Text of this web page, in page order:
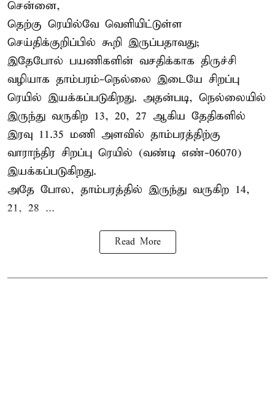
சென்னை,
தெற்கு ரெயில்வே வெளியிட்டுள்ள
செய்திக்குறிப்பில் கூறி இருப்பதாவது;
இதேபோல் பயணிகளின் வசதிக்காக திருச்சி
வழியாக தாம்பரம்-நெல்லை இடையே சிறப்பு
ரெயில் இயக்கப்படுகிறது. அதன்படி, நெல்லையில்
இருந்து வருகிற 13, 20, 27 ஆகிய தேதிகளில்
இரவு 11.35 மணி அளவில் தாம்பரத்திற்கு
வாராந்திர சிறப்பு ரெயில் (வண்டி எண்-06070)
இயக்கப்படுகிறது.
அதே போல, தாம்பரத்தில் இருந்து வருகிற 14,
21, 28 ...
Read More